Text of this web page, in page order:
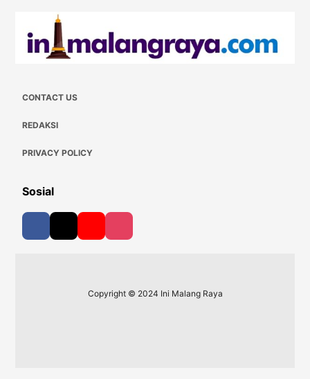
CONTACT US
REDAKSI
PRIVACY POLICY
Sosial
Copyright © 2024 Ini Malang Raya